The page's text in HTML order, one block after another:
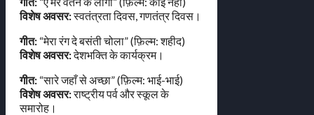
विशेष अवसर:स्वतंत्रता दिवस, गणतंत्र दिवस।
गीत: “मेरा रंग दे बसंती चोला” (फ़िल्म: शहीद)
विशेष अवसर:देशभक्ति के कार्यक्रम।
गीत: “सारे जहाँ से अच्छा” (फ़िल्म: भाई-भाई)
विशेष अवसर:राष्ट्रीय पर्व और स्कूल के
समारोह।